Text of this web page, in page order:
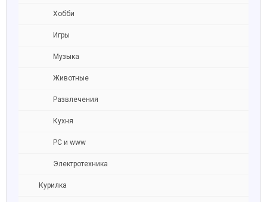
Хобби
Игры
Музыка
Животные
Развлечения
Кухня
PC и www
Электротехника
Курилка